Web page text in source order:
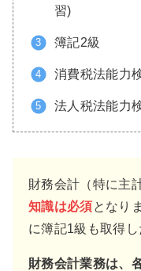
習)
簿記2級
消費税法能力
法人税法能力
財務会計（特に主
知識は必須となり
に簿記1級も取得し
財務会計業務は、